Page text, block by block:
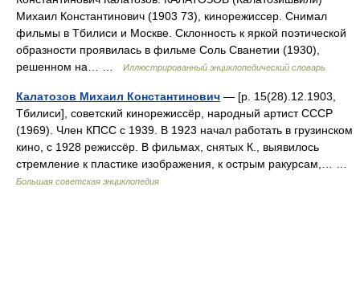
Михаил Константинович (1903 73), кинорежиссер. Снимал
фильмы в Тбилиси и Москве. Склонность к яркой поэтической
образности проявилась в фильме Соль Сванетии (1930),
решенном на… …
Иллюстрированный энциклопедический словарь
Калатозов Михаил Константинович — [р. 15(28).12.1903,
Тбилиси], советский кинорежиссёр, народный артист СССР
(1969). Член КПСС с 1939. В 1923 начал работать в грузинском
кино, с 1928 режиссёр. В фильмах, снятых К., выявилось
стремление к пластике изображения, к острым ракурсам,… …
Большая советская энциклопедия